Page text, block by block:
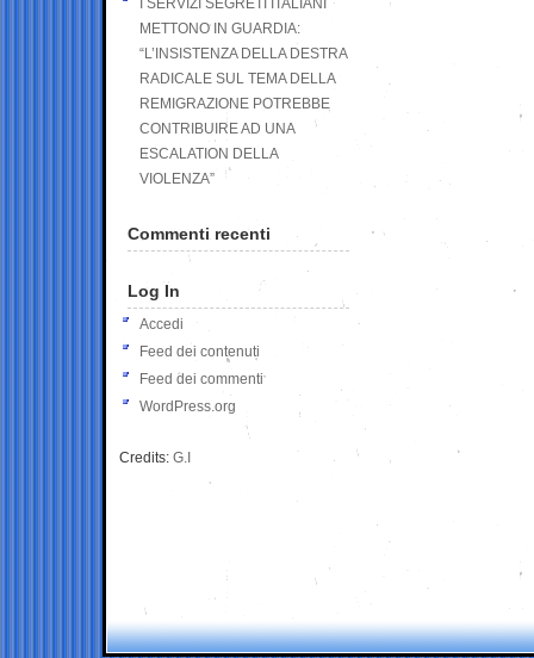
I SERVIZI SEGRETI ITALIANI
METTONO IN GUARDIA:
“L’INSISTENZA DELLA DESTRA
RADICALE SUL TEMA DELLA
REMIGRAZIONE POTREBBE
CONTRIBUIRE AD UNA
ESCALATION DELLA
VIOLENZA”
Commenti recenti
Log In
Accedi
Feed dei contenuti
Feed dei commenti
WordPress.org
Credits: G.I